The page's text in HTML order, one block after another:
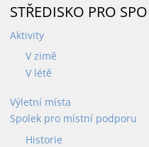
WEBCAM
BĚŽECKÉ TRATĚ
PUJČOVNA LYŽÍ
STŘEDISKO PRO
Aktivity
V zimě
V létě
Výletní místa
Spolek pro místní podporu
Historie